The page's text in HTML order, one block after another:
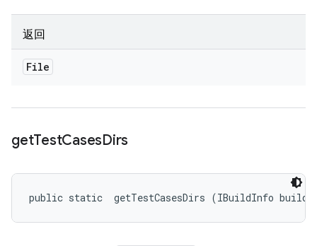
返回
File
getTestCasesDirs
public static getTestCasesDirs (IBuildInfo